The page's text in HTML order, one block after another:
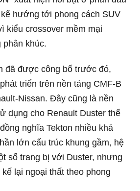
hướng tới phong cách SUV
kiểu crossover mềm mại
khúc.
đã được công bố trước đó,
triển trên nền tảng CMF-B
Nissan. Đây cũng là nền
dụng cho Renault Duster thế
nghĩa Tekton nhiều khả
lớn cấu trúc khung gầm, hệ
số trang bị với Duster, nhưng
lại ngoại thất theo phong